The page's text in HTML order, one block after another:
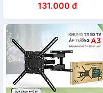
kèm ốc vít M100 - Hàng
Chính Hãng
131.000 đ